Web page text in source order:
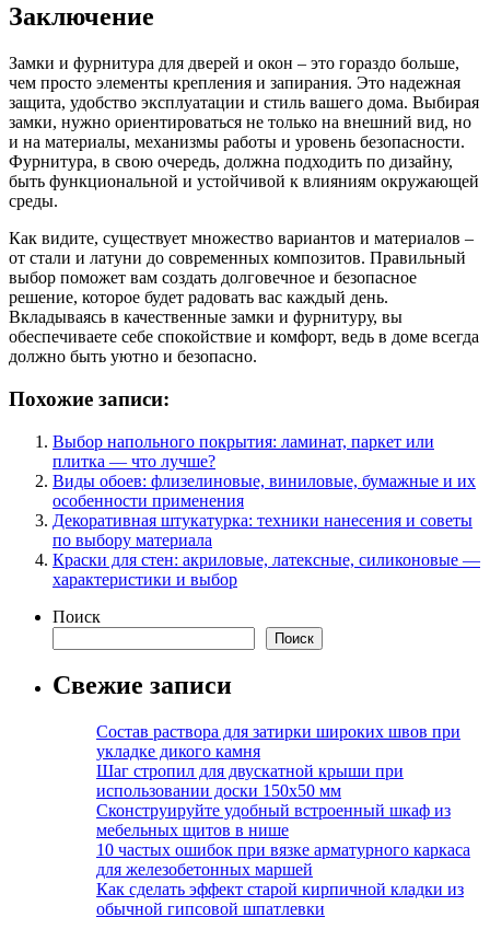
Заключение
Замки и фурнитура для дверей и окон – это гораздо больше,
чем просто элементы крепления и запирания. Это надежная
защита, удобство эксплуатации и стиль вашего дома. Выбирая
замки, нужно ориентироваться не только на внешний вид, но
и на материалы, механизмы работы и уровень безопасности.
Фурнитура, в свою очередь, должна подходить по дизайну,
быть функциональной и устойчивой к влияниям окружающей
среды.
Как видите, существует множество вариантов и материалов –
от стали и латуни до современных композитов. Правильный
выбор поможет вам создать долговечное и безопасное
решение, которое будет радовать вас каждый день.
Вкладываясь в качественные замки и фурнитуру, вы
обеспечиваете себе спокойствие и комфорт, ведь в доме всегда
должно быть уютно и безопасно.
Похожие записи:
Выбор напольного покрытия: ламинат, паркет или
плитка — что лучше?
Виды обоев: флизелиновые, виниловые, бумажные и их
особенности применения
Декоративная штукатурка: техники нанесения и советы
по выбору материала
Краски для стен: акриловые, латексные, силиконовые —
характеристики и выбор
Поиск
Поиск
Свежие записи
Состав раствора для затирки широких швов при
укладке дикого камня
Шаг стропил для двускатной крыши при
использовании доски 150х50 мм
Сконструируйте удобный встроенный шкаф из
мебельных щитов в нише
10 частых ошибок при вязке арматурного каркаса
для железобетонных маршей
Как сделать эффект старой кирпичной кладки из
обычной гипсовой шпатлевки